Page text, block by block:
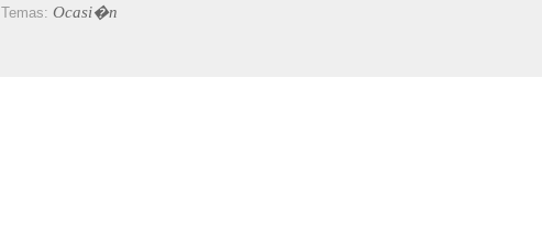
Temas: Ocasi�n